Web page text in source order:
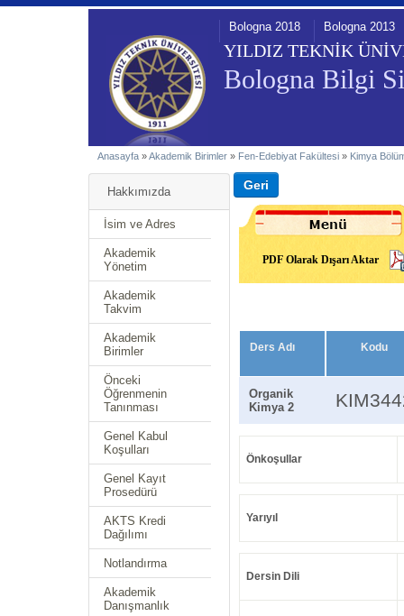
YILDIZ TEKNİK
Bologna Bilgi
Bologna 2018 Bologna 2013
Anasayfa »Akademik Birimler » Fen-Edebiyat Fakültesi » Kimya
Hakkımızda
İsim ve Adres
Akademik
Yönetim
Akademik
Takvim
Akademik
Birimler
Önceki
Öğrenmenin
Tanınması
Genel Kabul
Koşulları
Genel Kayıt
Prosedürü
AKTS Kredi
Dağılımı
Notlandırma
Akademik
Danışmanlık
PDF Olarak Dışarı Aktar
Ders Adı Kodu
Organik
Kimya 2
Önkoşullar
Yarıyıl
Dersin Dili